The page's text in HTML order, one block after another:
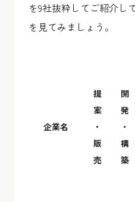
を9社抜粋してご紹介し
を見てみましょう。
企業名
提
案
・
販
売
開
発
・
構
築